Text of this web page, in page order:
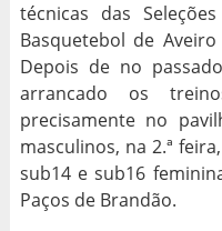
técnicas das
Basquetebol de
Depois de no
arrancado os
precisamente no
masculinos, na 2.ª
sub14 e sub16
Paços de Brandão.